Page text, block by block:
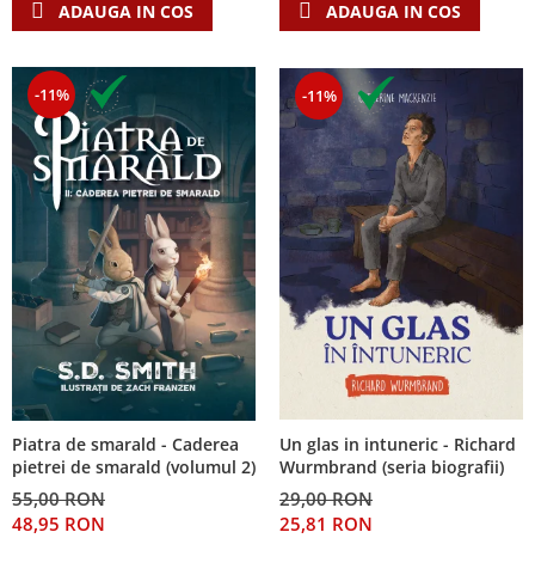
ADAUGA IN COS ADAUGA IN COS
-11%
Piatra de smarald - Caderea
pietrei de smarald (volumul 2)
55,00 RON
48,95 RON
-11%
Un glas in intuneric - Richard
Wurmbrand (seria biografii)
29,00 RON
25,81 RON